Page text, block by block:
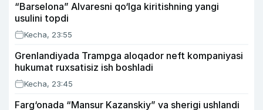
“Barselona” Alvaresni qo‘lga kiritishning yangi
usulini topdi
Kecha, 23:55
Grenlandiyada Trampga aloqador neft kompaniyasi
hukumat ruxsatisiz ish boshladi
Kecha, 23:45
Farg‘onada “Mansur Kazanskiy” va sherigi ushlandi